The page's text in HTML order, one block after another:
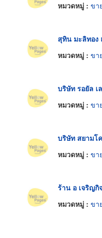
หมวดหมู่ : ขาย
สุทิน มะลิทอง
หมวดหมู่ : ขาย
บริษัท รอยัล เ
หมวดหมู่ : ขาย
บริษัท สยามโ
หมวดหมู่ : ขาย
ร้าน อ เจริญกิ
หมวดหมู่ : ขาย